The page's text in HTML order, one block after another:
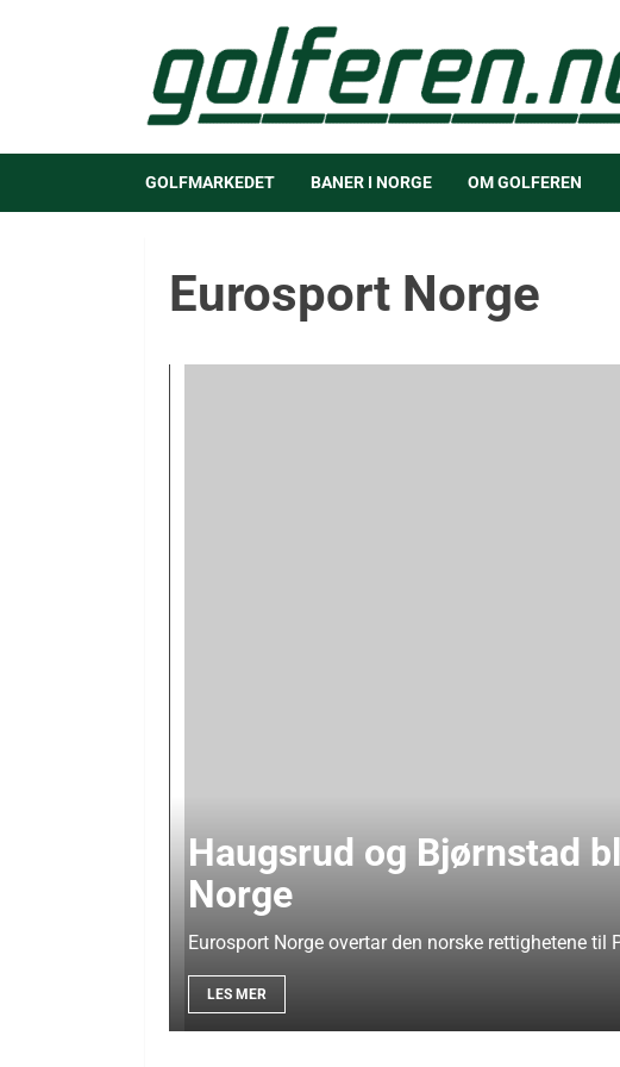
GOLFMARKEDET BANER I NORGE OM GOLFEREN
Eurosport Norge
Haugsrud og Bjørnstad
Norge
Eurosport Norge overtar den norske rettighetene
LES MER